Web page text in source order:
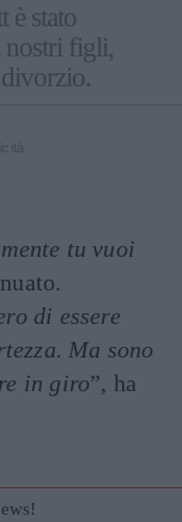
è stato
nostri figli,
tu vuoi
di essere
Ma sono
in giro”, ha